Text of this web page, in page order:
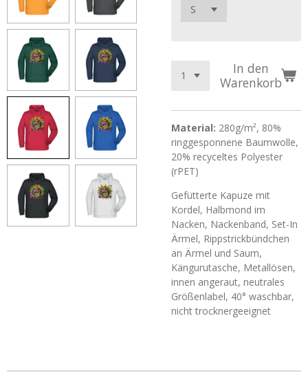
In den
Warenkorb
Material: 280g/m², 80%
ringgesponnene Baumwolle,
20% recyceltes Polyester
(rPET)
Gefütterte Kapuze mit
Kordel, Halbmond im
Nacken, Nackenband, Set-In
Ärmel, Rippstrickbündchen
an Ärmel und Saum,
Kängurutasche, Metallösen,
innen angeraut, neutrales
Größenlabel, 40° waschbar,
nicht trocknergeeignet